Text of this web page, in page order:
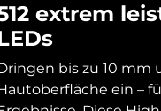
extrem
bis zu 10 mm
ein –